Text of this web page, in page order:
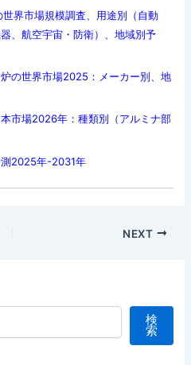
界市場規模調査、用途別（自動
、航空宇宙・防衛）、地域別予
の世界市場2025：メーカー別、地
市場2026年：種類別（アルミナ部
2025年-2031年
NEXT
検
索